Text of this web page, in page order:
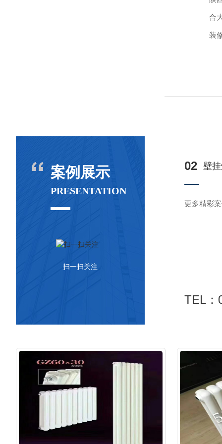
合
装
案例展示
PRESENTATION
扫一扫关注
02 壁
更多精彩
TEL：